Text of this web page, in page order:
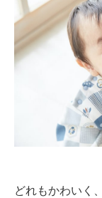
どれもかわいく